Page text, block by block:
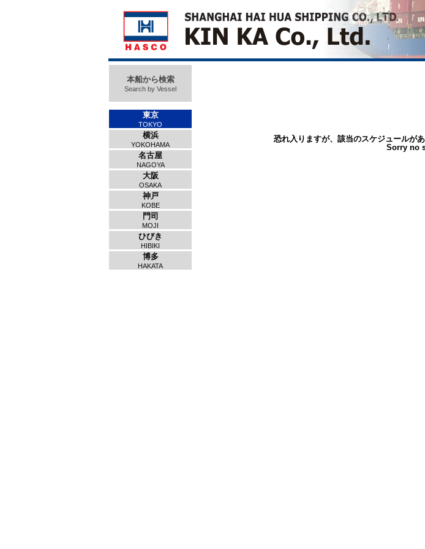
本船から検索
Search by Vessel
東京
TOKYO
横浜
YOKOHAMA
名古屋
NAGOYA
大阪
OSAKA
神戸
KOBE
門司
MOJI
ひびき
HIBIKI
博多
HAKATA
恐れ入りますが、該当のスケジュールがあ
Sorry no